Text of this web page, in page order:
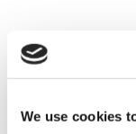
We use cookies